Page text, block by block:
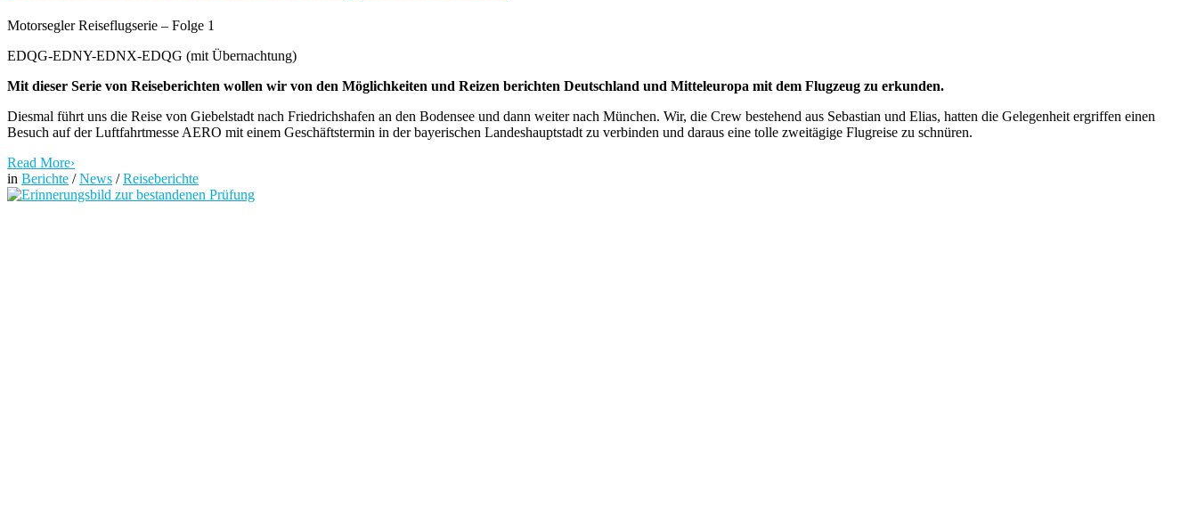
Motorsegler Reiseflugserie – Folge 1
EDQG-EDNY-EDNX-EDQG (mit Übernachtung)
Mit dieser Serie von Reiseberichten wollen wir von den Möglichkeiten und Reizen berichten Deutschland und Mitteleuropa mit dem Flugzeug zu erkunden.
Diesmal führt uns die Reise von Giebelstadt nach Friedrichshafen an den Bodensee und dann weiter nach München. Wir, die Crew bestehend aus Sebastian und Elias, hatten die Gelegenheit ergriffen einen
Besuch auf der Luftfahrtmesse AERO mit einem Geschäftstermin in der bayerischen Landeshauptstadt zu verbinden und daraus eine tolle zweitägige Flugreise zu schnüren.
Read More›
in Berichte /News /Reiseberichte